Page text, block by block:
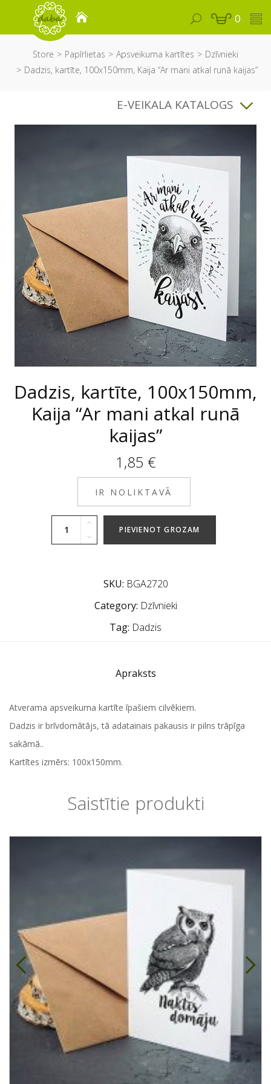
0
Store Papīrlietas Apsveikuma kartītes
Dzīvnieki
Dadzis, kartīte, 100x150mm, Kaija “Ar mani atkal runā kaijas”
E-VEIKALA KATALOGS
Dadzis, kartīte, 100x150mm,
Kaija “Ar mani atkal runā
kaijas”
1,85 €
IR NOLIKTAVĀ
PIEVIENOT GROZAM
SKU: BGA2720
Category: Dzīvnieki
Tag: Dadzis
Apraksts
Atverama apsveikuma kartīte īpašiem cilvēkiem.
Dadzis ir brīvdomātājs, tā adatainais pakausis ir pilns trāpīga
sakāmā..
Kartītes izmērs: 100x150mm.
Saistītie produkti